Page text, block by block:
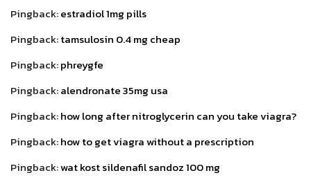
Pingback:estradiol 1mg pills
Pingback:tamsulosin 0.4 mg cheap
Pingback:phreygfe
Pingback:alendronate 35mg usa
Pingback:how long after nitroglycerin can you take viagra?
Pingback:how to get viagra without a prescription
Pingback:wat kost sildenafil sandoz 100 mg